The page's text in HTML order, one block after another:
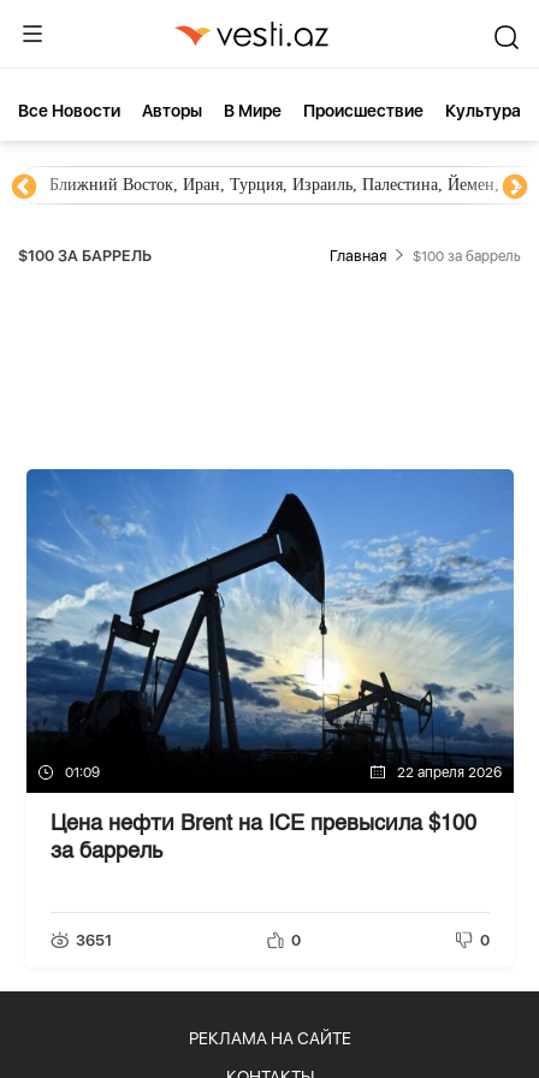
Все Новости Aвторы В Мире Происшествие Культура
Ближний Восток, Иран, Турция, Израиль, Палестина, Йемен,
$100 ЗА БАРРЕЛЬ Главная $100 за баррель
01:09 22 апреля 2026
Цена нефти Brent на ICE превысила $100
за баррель
3651 0 0
РЕКЛАМА НА САЙТЕ